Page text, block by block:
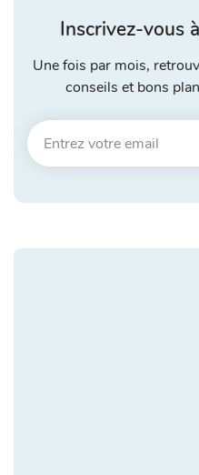
Inscrivez-vous
Une fois par mois,
conseils et bons